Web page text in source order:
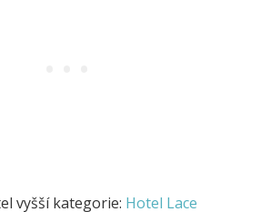
vyšší kategorie: Hotel Lace